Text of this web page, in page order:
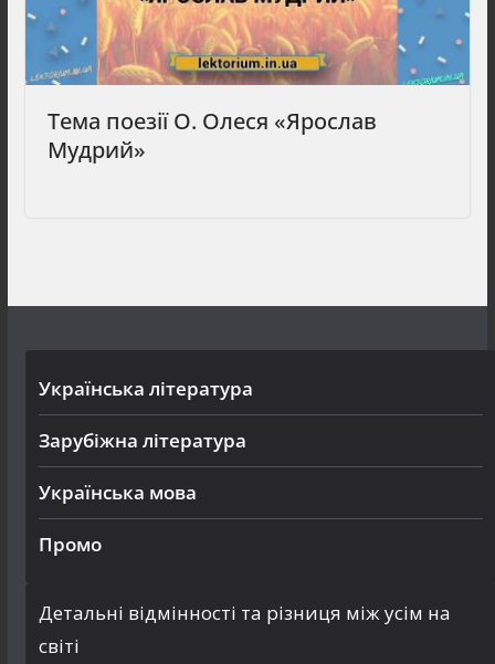
Тема поезії О. Олеся «Ярослав
Мудрий»
Українська література
Зарубіжна література
Українська мова
Промо
Детальні відмінності та різниця між усім на
світі